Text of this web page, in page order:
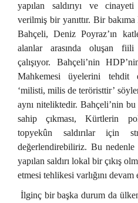
yapılan saldırıyı ve
verilmiş bir yanıttır. Bir
Bahçeli, Deniz Poyraz’ın
alanlar arasında oluşan fiili
çalışıyor. Bahçeli’nin
Mahkemesi üyelerini tehdit
‘milisti, milis de teröristtir’
aynı niteliktedir. Bahçeli’nin
sahip çıkması, Kürtlerin
topyekûn saldırılar için
değerlendirebiliriz. Bu
yapılan saldırı lokal bir çıkış
etmesi tehlikesi varlığını devam
İlginç bir başka durum da